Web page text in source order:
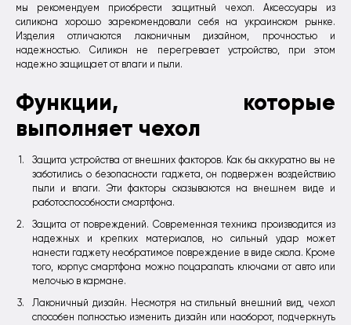
мы рекомендуем приобрести защитный чехол. Аксессуары из
силикона хорошо зарекомендовали себя на украинском рынке.
Изделия отличаются лаконичным дизайном, прочностью и
надежностью. Силикон не перегревает устройство, при этом
надежно защищает от влаги и пыли.
Функции, которые
выполняет чехол
Защита устройства от внешних факторов. Как бы аккуратно вы не
заботились о безопасности гаджета, он подвержен воздействию
пыли и влаги. Эти факторы сказываются на внешнем виде и
работоспособности смартфона.
Защита от повреждений. Современная техника производится из
надежных и крепких материалов, но сильный удар может
нанести гаджету необратимое повреждение в виде скола. Кроме
того, корпус смартфона можно поцарапать ключами от авто или
мелочью в кармане.
Лаконичный дизайн. Несмотря на стильный внешний вид, чехол
способен полностью изменить дизайн или наоборот, подчеркнуть